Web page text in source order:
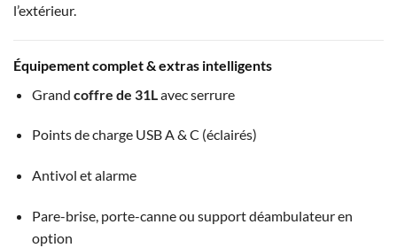
l’extérieur.
Équipement complet & extras intelligents
Grand coffre de 31L avec serrure
Points de charge USB A & C (éclairés)
Antivol et alarme
Pare-brise, porte-canne ou support déambulateur en
option